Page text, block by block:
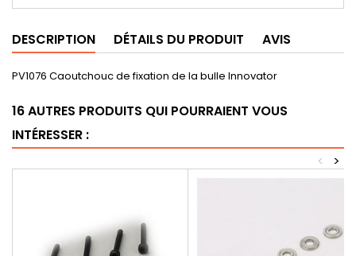
DESCRIPTION DÉTAILS DU PRODUIT AVIS
PV1076 Caoutchouc de fixation de la bulle Innovator
16 AUTRES PRODUITS QUI POURRAIENT VOUS
INTÉRESSER :
>
<